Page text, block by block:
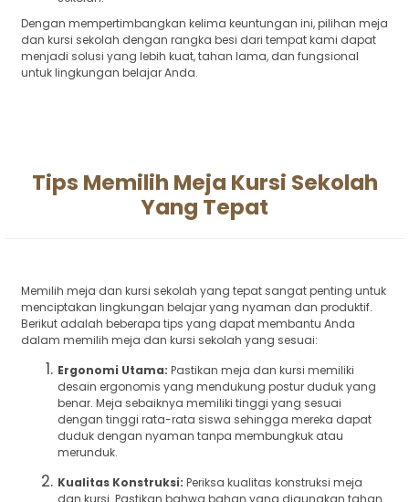
Dengan mempertimbangkan kelima keuntungan ini, pilihan meja
dan kursi sekolah dengan rangka besi dari tempat kami dapat
menjadi solusi yang lebih kuat, tahan lama, dan fungsional
untuk lingkungan belajar Anda.
Tips Memilih Meja Kursi Sekolah
Yang Tepat
Memilih meja dan kursi sekolah yang tepat sangat penting untuk
menciptakan lingkungan belajar yang nyaman dan produktif.
Berikut adalah beberapa tips yang dapat membantu Anda
dalam memilih meja dan kursi sekolah yang sesuai:
Ergonomi Utama: Pastikan meja dan kursi memiliki
desain ergonomis yang mendukung postur duduk yang
benar. Meja sebaiknya memiliki tinggi yang sesuai
dengan tinggi rata-rata siswa sehingga mereka dapat
duduk dengan nyaman tanpa membungkuk atau
merunduk.
Kualitas Konstruksi: Periksa kualitas konstruksi meja
dan kursi. Pastikan bahwa bahan yang digunakan tahan